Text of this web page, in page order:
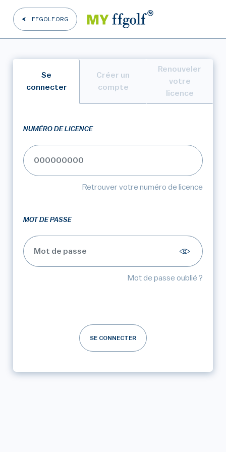
FFGOLF.ORG
Se
connecter
Créer un
compte
Renouveler
votre
licence
NUMÉRO DE LICENCE
Retrouver votre numéro de licence
MOT DE PASSE
Mot de passe oublié ?
SE CONNECTER